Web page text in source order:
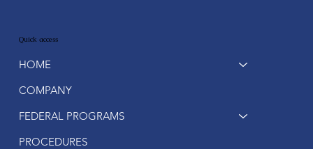
Quick access
HOME
COMPANY
FEDERAL PROGRAMS
PROCEDURES